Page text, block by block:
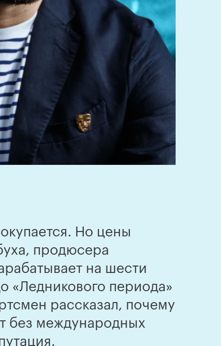
Но цены
продюсера
на шести
«Ледникового периода»
рассказал, почему
без международных